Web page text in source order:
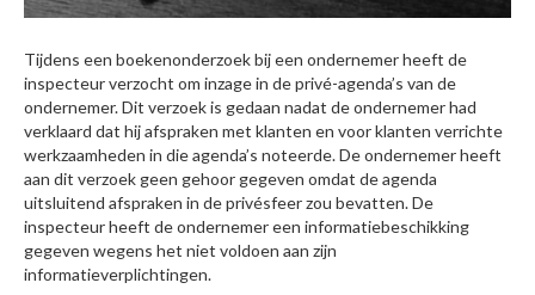
Tijdens een boekenonderzoek bij een ondernemer heeft de
inspecteur verzocht om inzage in de privé-agenda’s van de
ondernemer. Dit verzoek is gedaan nadat de ondernemer had
verklaard dat hij afspraken met klanten en voor klanten verrichte
werkzaamheden in die agenda’s noteerde. De ondernemer heeft
aan dit verzoek geen gehoor gegeven omdat de agenda
uitsluitend afspraken in de privésfeer zou bevatten. De
inspecteur heeft de ondernemer een informatiebeschikking
gegeven wegens het niet voldoen aan zijn
informatieverplichtingen.